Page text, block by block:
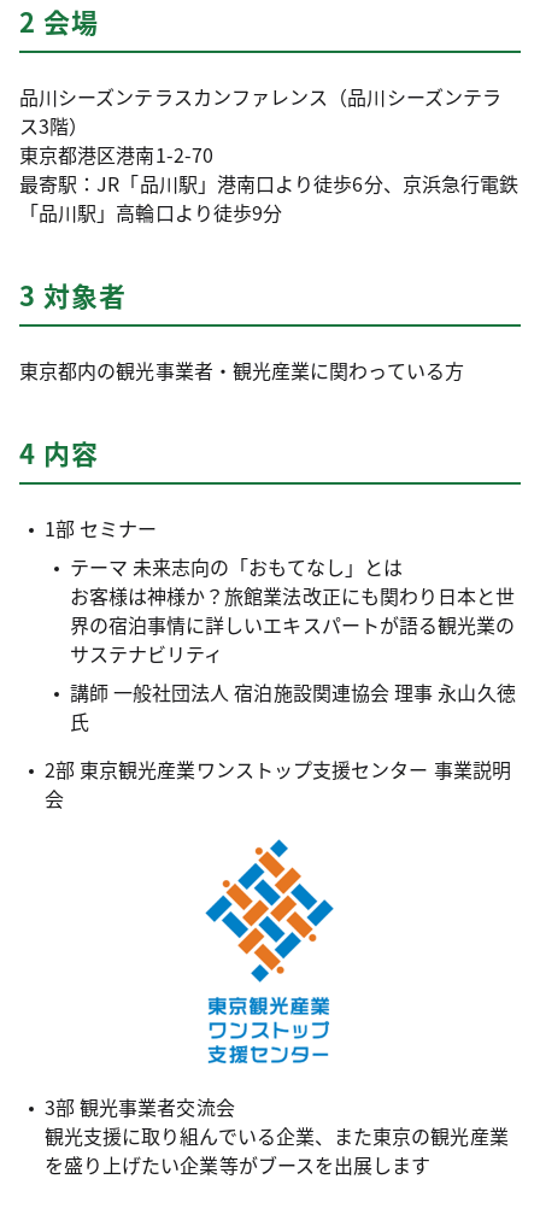
2 会場
品川シーズンテラスカンファレンス（品川シーズンテラ
ス3階）
東京都港区港南1-2-70
最寄駅：JR「品川駅」港南口より徒歩6分、京浜急行電鉄
「品川駅」高輪口より徒歩9分
3 対象者
東京都内の観光事業者・観光産業に関わっている方
4 内容
1部 セミナー
テーマ 未来志向の「おもてなし」とは
お客様は神様か？旅館業法改正にも関わり日本と世
界の宿泊事情に詳しいエキスパートが語る観光業の
サステナビリティ
講師 一般社団法人 宿泊施設関連協会 理事 永山久徳
氏
2部 東京観光産業ワンストップ支援センター 事業説明
会
3部 観光事業者交流会
観光支援に取り組んでいる企業、また東京の観光産業
を盛り上げたい企業等がブースを出展します